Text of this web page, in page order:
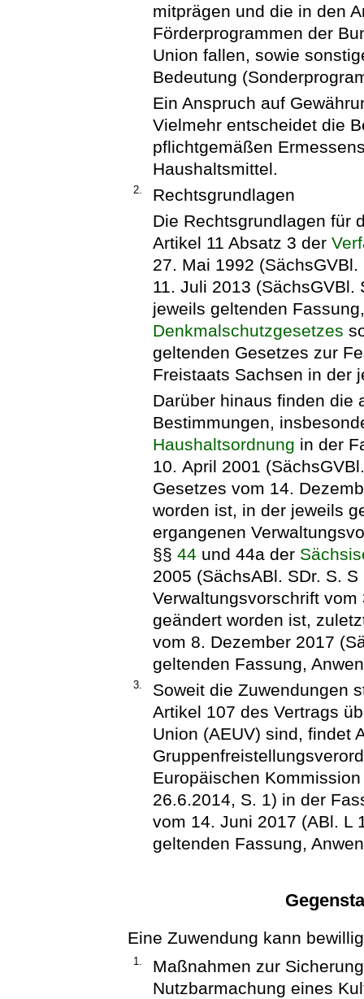
mitprägen und die in den
Förderprogrammen der
Union fallen, sowie
Bedeutung
Ein Anspruch auf
Vielmehr entscheidet die
pflichtgemäßen
Haushaltsmittel.
2.
Rechtsgrundlagen
Die Rechtsgrundlagen für
Artikel 11 Absatz 3 der
27. Mai 1992
11. Juli 2013
jeweils geltenden
Denkmalschutzgesetzes
geltenden Gesetzes zur
Freistaats Sachsen in der
Darüber hinaus finden die
Bestimmungen,
Haushaltsordnung in der
10. April 2001
Gesetzes vom 14.
worden ist, in der jeweils
ergangenen
§§ 44 und 44a der
2005 (SächsABl. SDr. S.
Verwaltungsvorschrift
geändert worden ist,
vom 8. Dezember 2017
geltenden Fassung,
3.
Soweit die Zuwendungen
Artikel 107 des Vertrags
Union (AEUV) sind, findet
Europäischen
26.6.2014, S. 1) in der
vom 14. Juni 2017 (ABl. L
geltenden Fassung,
Eine Zuwendung kann
1.
Maßnahmen zur
Nutzbarmachung eines